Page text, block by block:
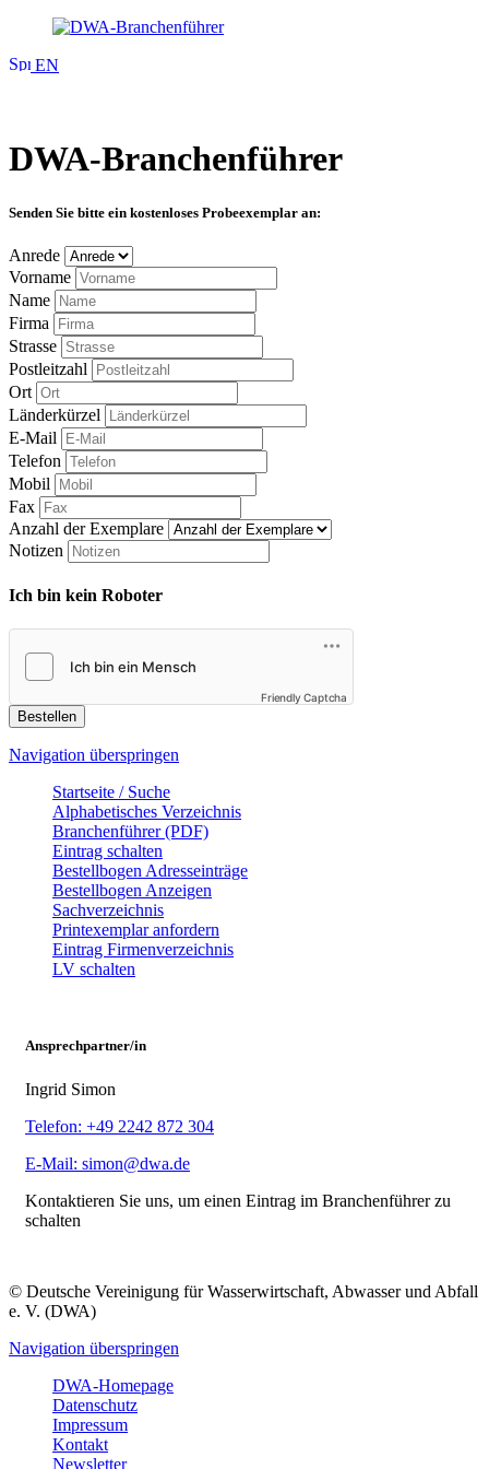
EN
DWA-Branchenführer
Senden Sie bitte ein kostenloses Probeexemplar an:
Anrede
Vorname
Name
Firma
Strasse
Postleitzahl
Ort
Länderkürzel
E-Mail
Telefon
Mobil
Fax
Anzahl der Exemplare
Notizen
Ich bin kein Roboter
Friendly Captcha
Bestellen
Navigation überspringen
Startseite / Suche
Alphabetisches Verzeichnis
Branchenführer (PDF)
Eintrag schalten
Bestellbogen Adresseinträge
Bestellbogen Anzeigen
Sachverzeichnis
Printexemplar anfordern
Eintrag Firmenverzeichnis
LV schalten
Ansprechpartner/in
Ingrid Simon
Telefon: +49 2242 872 304
E-Mail: simon@dwa.de
Kontaktieren Sie uns, um einen Eintrag im Branchenführer zu
schalten
© Deutsche Vereinigung für Wasserwirtschaft, Abwasser und Abfall
e. V. (DWA)
Navigation überspringen
DWA-Homepage
Datenschutz
Impressum
Kontakt
Newsletter